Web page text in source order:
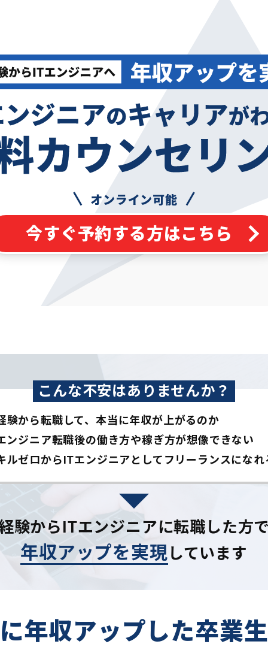
オンライン可能
今すぐ予約する方はこちら
こんな不安はありませんか？
験から転職して、本当に年収が上がるのか
ンジニア転職後の働き方や稼ぎ方が想像できない
ルゼロからITエンジニアとして フリーランスにな
験からITエンジニアに転職した方
年収アップを実現 しています
年収アップした卒業